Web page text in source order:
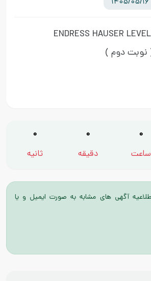
ENDRESS HAUSER
نوبت دوم )
0
ساعت
0
دقیقه
0
ثانیه
آگهی های مشابه به صورت ایمیل و یا